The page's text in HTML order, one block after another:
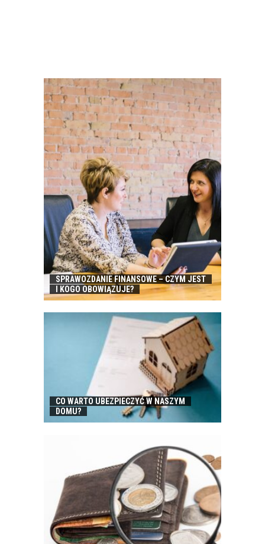
SPRAWOZDANIE FINANSOWE – CZYM JEST
I KOGO OBOWIĄZUJE?
CO WARTO UBEZPIECZYĆ W NASZYM
DOMU?